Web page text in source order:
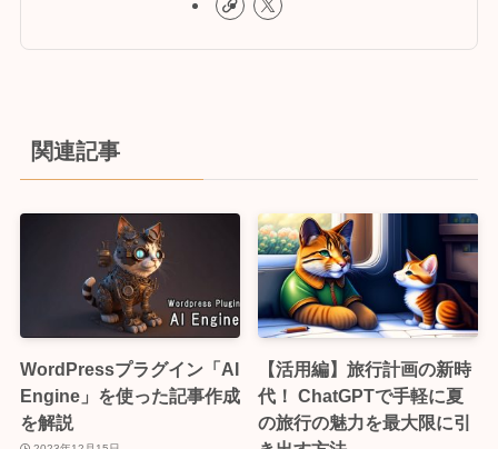
関連記事
WordPressプラグイン「AI
Engine」を使った記事作成
を解説
【活用編】旅行計画の新時
代！ ChatGPTで手軽に夏
の旅行の魅力を最大限に引